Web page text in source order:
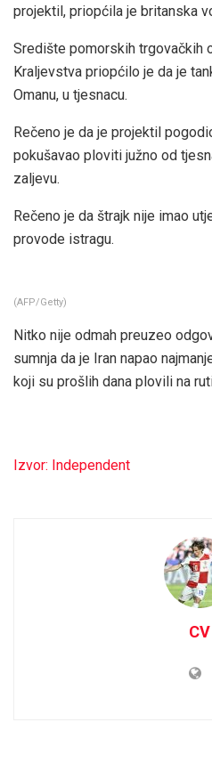
projektil, priopćila je britanska
Središte pomorskih trgovačkih
Kraljevstva priopćilo je da je
Omanu, u tjesnacu.
Rečeno je da je projektil
pokušavao ploviti južno od
zaljevu.
Rečeno je da štrajk nije imao
provode istragu.
(AFP/Getty)
Nitko nije odmah preuzeo
sumnja da je Iran napao
koji su prošlih dana plovili na
Izvor: Independent
CV